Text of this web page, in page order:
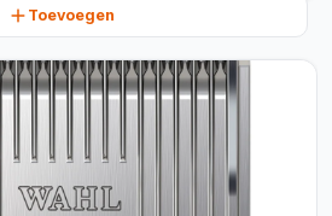
Toevoegen